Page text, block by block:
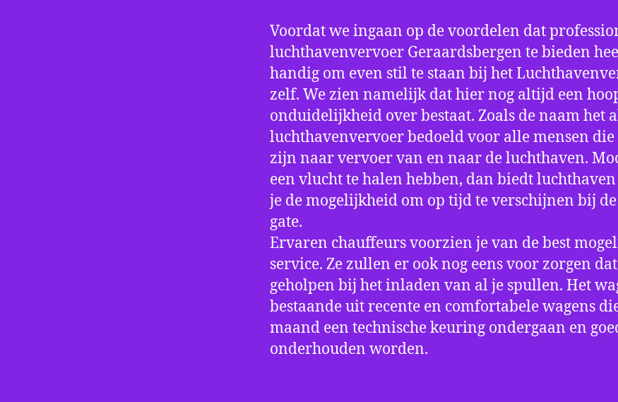
Voordat we ingaan op de voordelen dat
luchthavenvervoer Geraardsbergen te bieden
handig om even stil te staan bij het
zelf. We zien namelijk dat hier nog altijd een
onduidelijkheid over bestaat. Zoals de naam het
luchthavenvervoer bedoeld voor alle mensen die
zijn naar vervoer van en naar de luchthaven.
een vlucht te halen hebben, dan biedt
je de mogelijkheid om op tijd te verschijnen bij
gate.
Ervaren chauffeurs voorzien je van de best
service. Ze zullen er ook nog eens voor zorgen
geholpen bij het inladen van al je spullen. Het
bestaande uit recente en comfortabele wagens
maand een technische keuring ondergaan en
onderhouden worden.